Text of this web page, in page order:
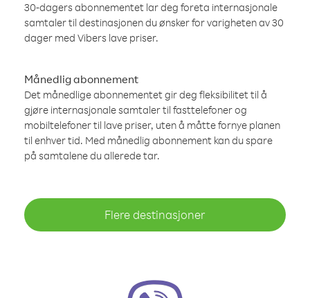
30-dagers abonnementet lar deg foreta internasjonale
samtaler til destinasjonen du ønsker for varigheten av 30
dager med Vibers lave priser.
Månedlig abonnement
Det månedlige abonnementet gir deg fleksibilitet til å
gjøre internasjonale samtaler til fasttelefoner og
mobiltelefoner til lave priser, uten å måtte fornye planen
til enhver tid. Med månedlig abonnement kan du spare
på samtalene du allerede tar.
Flere destinasjoner